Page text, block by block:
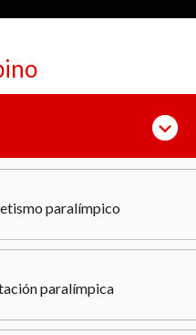
paralímpico
paralímpica